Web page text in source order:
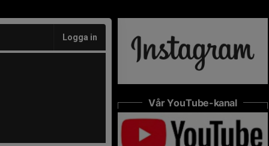
Logga in
Vår YouTube-kanal